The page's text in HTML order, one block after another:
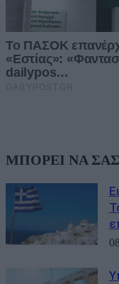
ΜΠΟΡΕΙ ΝΑ